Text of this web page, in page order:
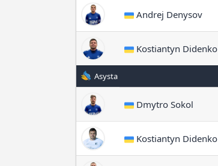
Andrej Denysov
Kostiantyn Didenko
Asysta
Dmytro Sokol
Kostiantyn Didenko